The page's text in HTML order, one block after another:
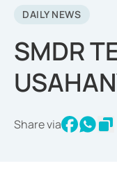
DAILY NEWS
SMDR
Share via